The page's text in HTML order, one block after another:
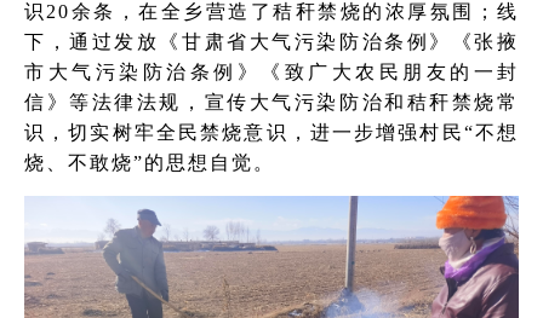
识20余条，在全乡营造了秸秆禁烧的浓厚氛围；线
下，通过发放《甘肃省大气污染防治条例》《张掖
市大气污染防治条例》《致广大农民朋友的一封
信》等法律法规，宣传大气污染防治和秸秆禁烧常
识，切实树牢全民禁烧意识，进一步增强村民“不想
烧、不敢烧”的思想自觉。